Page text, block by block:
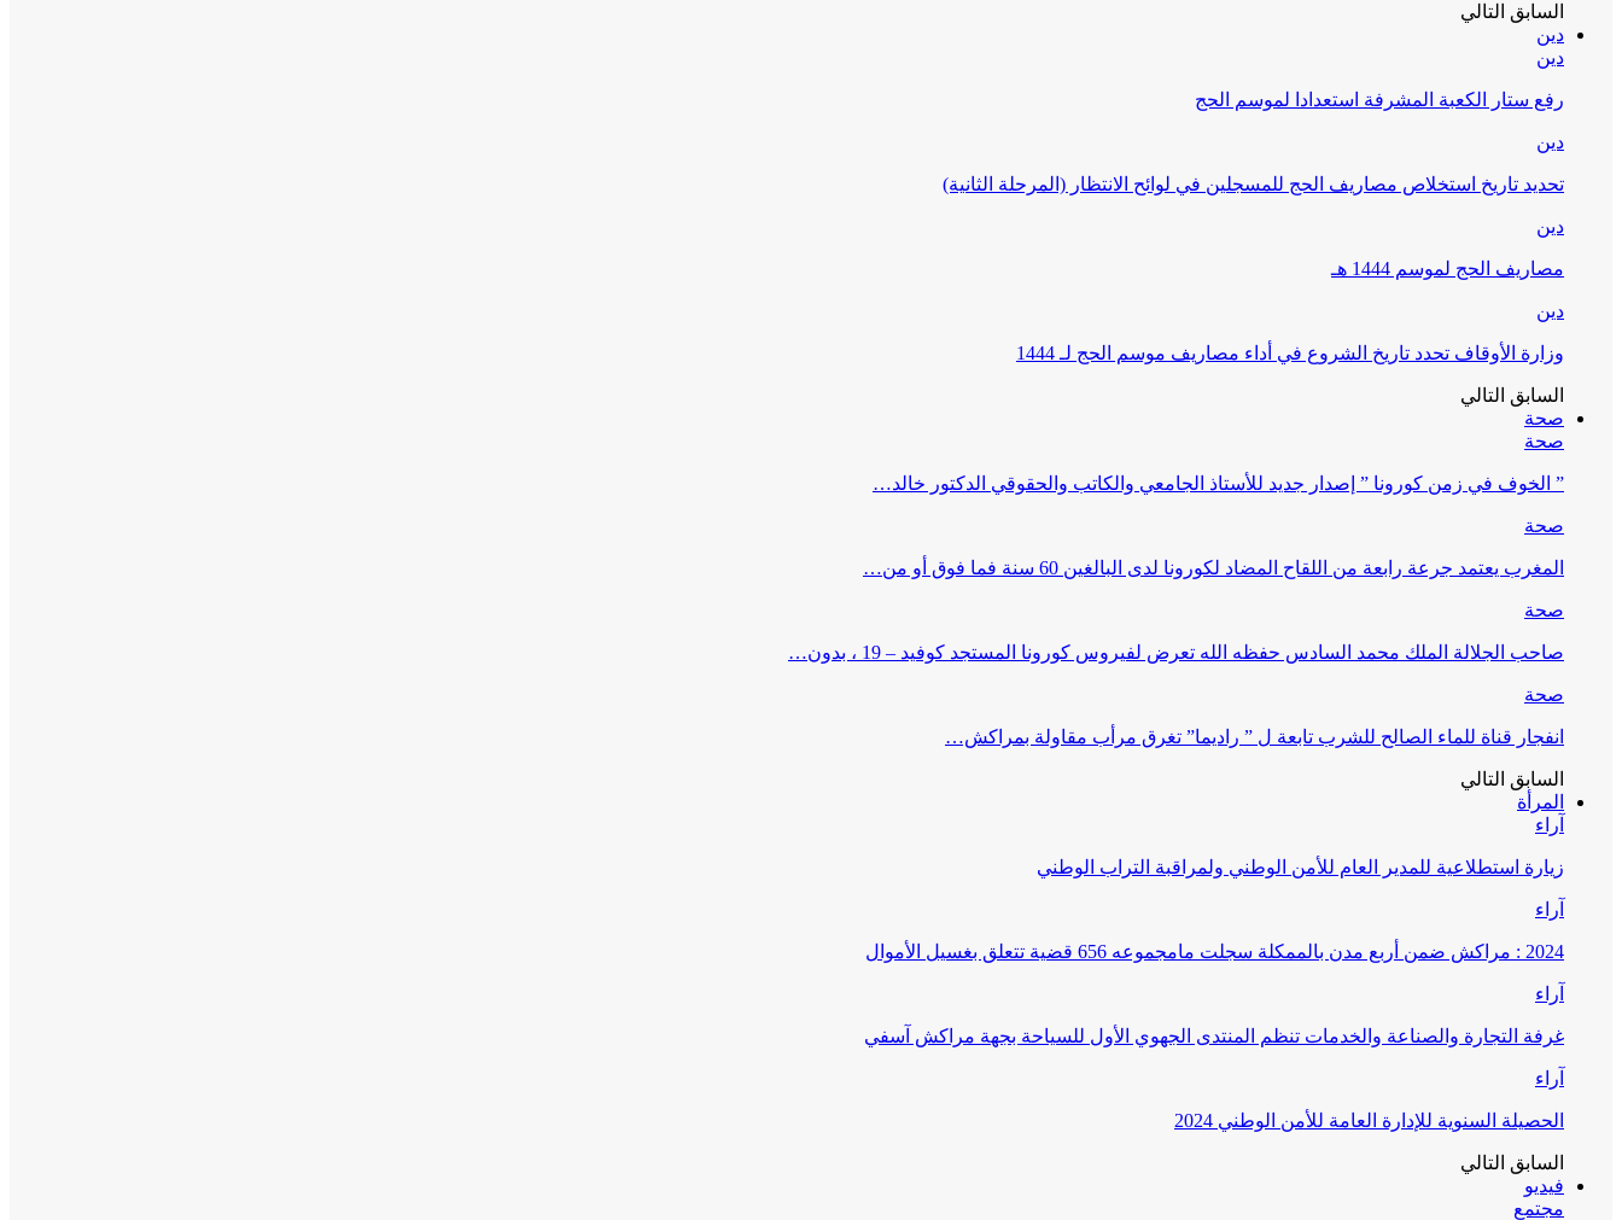
السابق التالي
دين
دين
رفع ستار الكعبة المشرفة استعدادا لموسم الحج
دين
تحديد تاريخ استخلاص مصاريف الحج للمسجلين في لوائح الانتظار (المرحلة الثانية)
دين
مصاريف الحج لموسم 1444 هـ
دين
وزارة الأوقاف تحدد تاريخ الشروع في أداء مصاريف موسم الحج لـ 1444
السابق التالي
صحة
صحة
” الخوف في زمن كورونا ” إصدار جديد للأستاذ الجامعي والكاتب والحقوقي الدكتور خالد…
صحة
المغرب يعتمد جرعة رابعة من اللقاح المضاد لكورونا لدى البالغين 60 سنة فما فوق أو من…
صحة
صاحب الجلالة الملك محمد السادس حفظه الله تعرض لفيروس كورونا المستجد كوفيد – 19 ، بدون…
صحة
انفجار قناة للماء الصالح للشرب تابعة ل ” راديما” تغرق مرأب مقاولة بمراكش…
السابق التالي
المرأة
آراء
زيارة استطلاعية للمدير العام للأمن الوطني ولمراقبة التراب الوطني
آراء
2024 : مراكش ضمن أربع مدن بالممكلة سجلت مامجموعه 656 قضية تتعلق بغسيل الأموال
آراء
غرفة التجارة والصناعة والخدمات تنظم المنتدى الجهوي الأول للسياحة بجهة مراكش آسفي
آراء
الحصيلة السنوية للإدارة العامة للأمن الوطني 2024
السابق التالي
فيديو
مجتمع